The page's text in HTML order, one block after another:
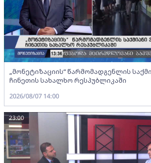
„მონეტიზაციის“ წარმომადგენლის
ჩინეთის სახალხო რესპუბლიკაში
2026/08/07 14:00
23:00